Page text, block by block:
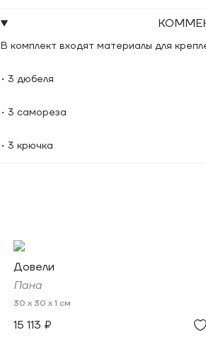
В комплект входят материалы для
• 3 дюбеля
• 3 самореза
• 3 крючка
Довели
Пана
30 x 30 x 1 см
15 113 ₽